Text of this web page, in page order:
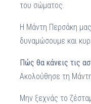
του σώματος.
Η Μάντη Περσάκη μας
δυναμώσουμε και
Πώς θα κάνεις τις
Ακολούθησε τη
Μην ξεχνάς το